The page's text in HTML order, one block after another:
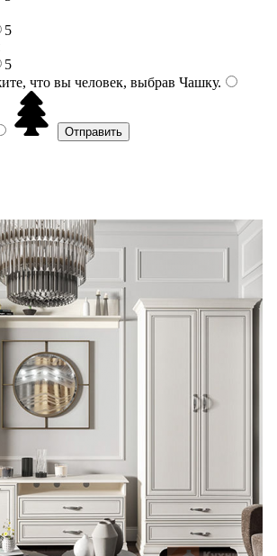
5
5
что вы человек, выбрав Чашку.